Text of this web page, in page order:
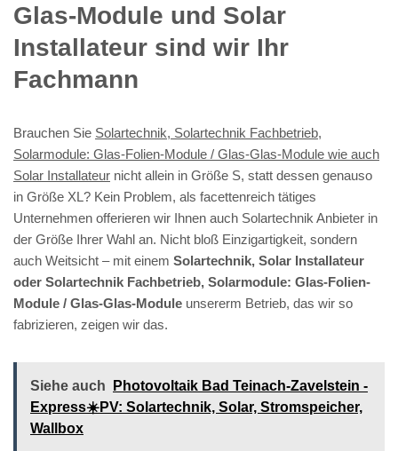
Glas-Module und Solar
Installateur sind wir Ihr
Fachmann
Brauchen Sie Solartechnik, Solartechnik Fachbetrieb,
Solarmodule: Glas-Folien-Module / Glas-Glas-Module wie auch
Solar Installateur nicht allein in Größe S, statt dessen genauso
in Größe XL? Kein Problem, als facettenreich tätiges
Unternehmen offerieren wir Ihnen auch Solartechnik Anbieter in
der Größe Ihrer Wahl an. Nicht bloß Einzigartigkeit, sondern
auch Weitsicht – mit einem Solartechnik, Solar Installateur
oder Solartechnik Fachbetrieb, Solarmodule: Glas-Folien-
Module / Glas-Glas-Module unsererm Betrieb, das wir so
fabrizieren, zeigen wir das.
Siehe auch
Photovoltaik Bad Teinach-Zavelstein -
Express☀️PV️: Solartechnik, Solar, Stromspeicher,
Wallbox